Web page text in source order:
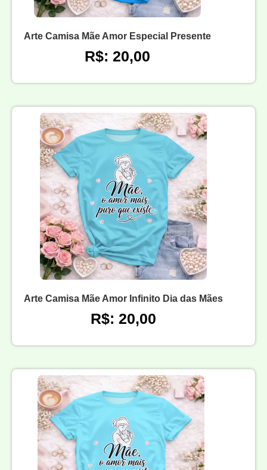
Arte Camisa Mãe Amor Especial Presente
R$: 20,00
Arte Camisa Mãe Amor Infinito Dia das Mães
R$: 20,00